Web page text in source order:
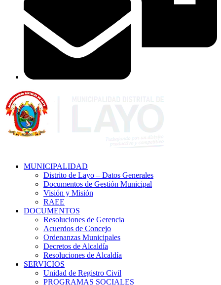
MUNICIPALIDAD
Distrito de Layo – Datos Generales
Documentos de Gestión Municipal
Visión y Misión
RAEE
DOCUMENTOS
Resoluciones de Gerencia
Acuerdos de Concejo
Ordenanzas Municipales
Decretos de Alcaldía
Resoluciones de Alcaldía
SERVICIOS
Unidad de Registro Civil
PROGRAMAS SOCIALES